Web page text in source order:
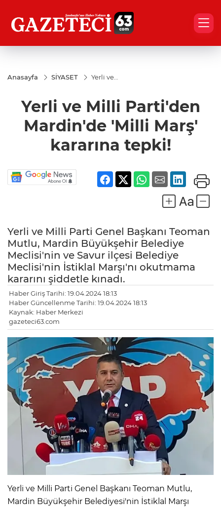
Anasayfa SİYASET
Yerli ve
Mardin'de
'Milli
kararına
tepki!
Yerli ve Milli Parti'den
Mardin'de 'Milli Marş'
kararına tepki!
Yerli ve Milli Parti Genel Başkanı Teoman
Mutlu, Mardin Büyükşehir Belediye
Meclisi'nin ve Savur ilçesi Belediye
Meclisi'nin İstiklal Marşı'nı okutmama
kararını şiddetle kınadı.
Haber Giriş Tarihi: 19.04.2024 18:13
Haber Güncellenme Tarihi: 19.04.2024 18:13
Kaynak: Haber Merkezi
gazeteci63.com
Yerli ve Milli Parti Genel Başkanı Teoman Mutlu,
Mardin Büyükşehir Belediyesi'nin İstiklal Marşı